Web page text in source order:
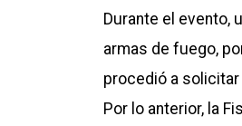
Durante el evento,
armas de fuego,
procedió a solicitar
Por lo anterior, la